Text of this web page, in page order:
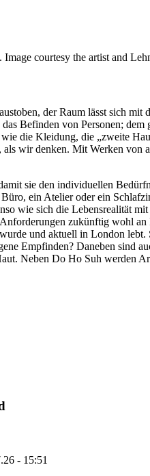
courtesy the artist and
der Raum lässt sich
Befinden von Personen;
die Kleidung, die „zweite
wir denken. Mit Werken
sie den individuellen
ein Atelier oder ein
wie sich die Lebensrealität
zukünftig wohl
und aktuell in London
Empfinden? Daneben sind
Neben Do Ho Suh
- 15:51